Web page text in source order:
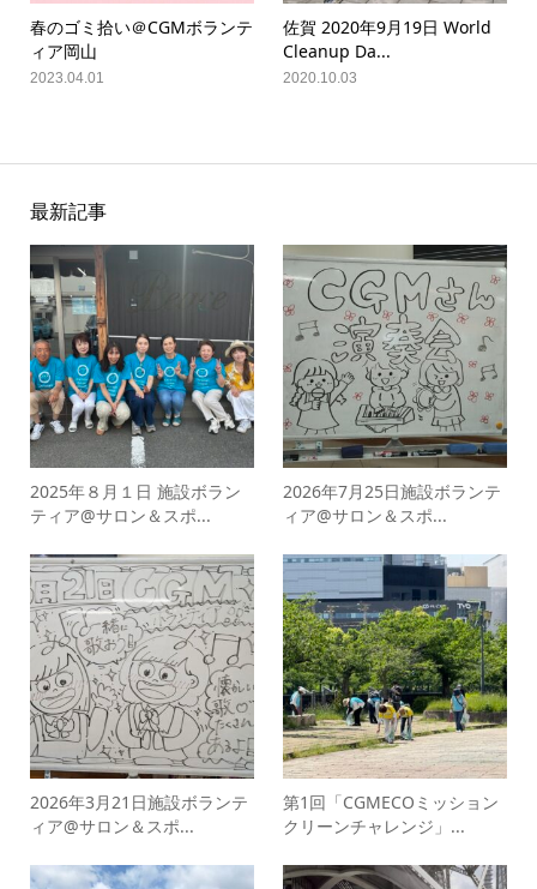
春のゴミ拾い＠CGMボランテ
ィア岡山
2023.04.01
佐賀 2020年9月19日 World
Cleanup Da...
2020.10.03
最新記事
2025年８月１日 施設ボラン
ティア@サロン＆スポ...
2026年7月25日施設ボランテ
ィア@サロン＆スポ...
2026年3月21日施設ボランテ
ィア@サロン＆スポ...
第1回「CGMECOミッション
クリーンチャレンジ」...